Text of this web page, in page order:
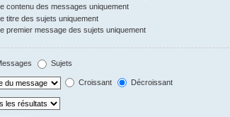
contenu des messages uniquement
titre des sujets uniquement
premier message des sujets uniquement
Sujets
Croissant Décroissant